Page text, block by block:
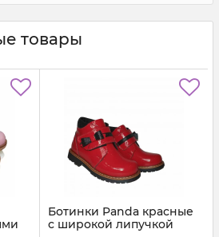
товары
Ботинки Panda красные
с широкой липучкой